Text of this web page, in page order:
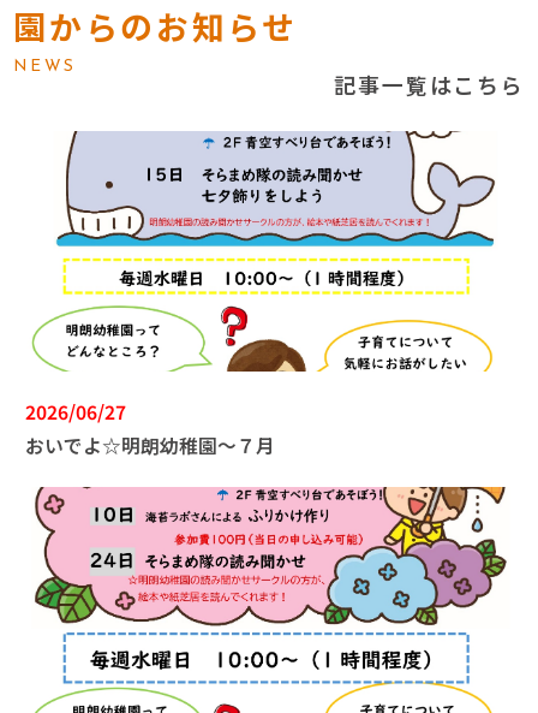
園からのお知らせ
NEWS
記事一覧はこちら
2026/06/27
おいでよ☆明朗幼稚園～７月